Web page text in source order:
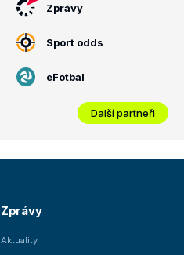
Zprávy
Sport odds
eFotbal
Další partneři
Zprávy
Aktuality